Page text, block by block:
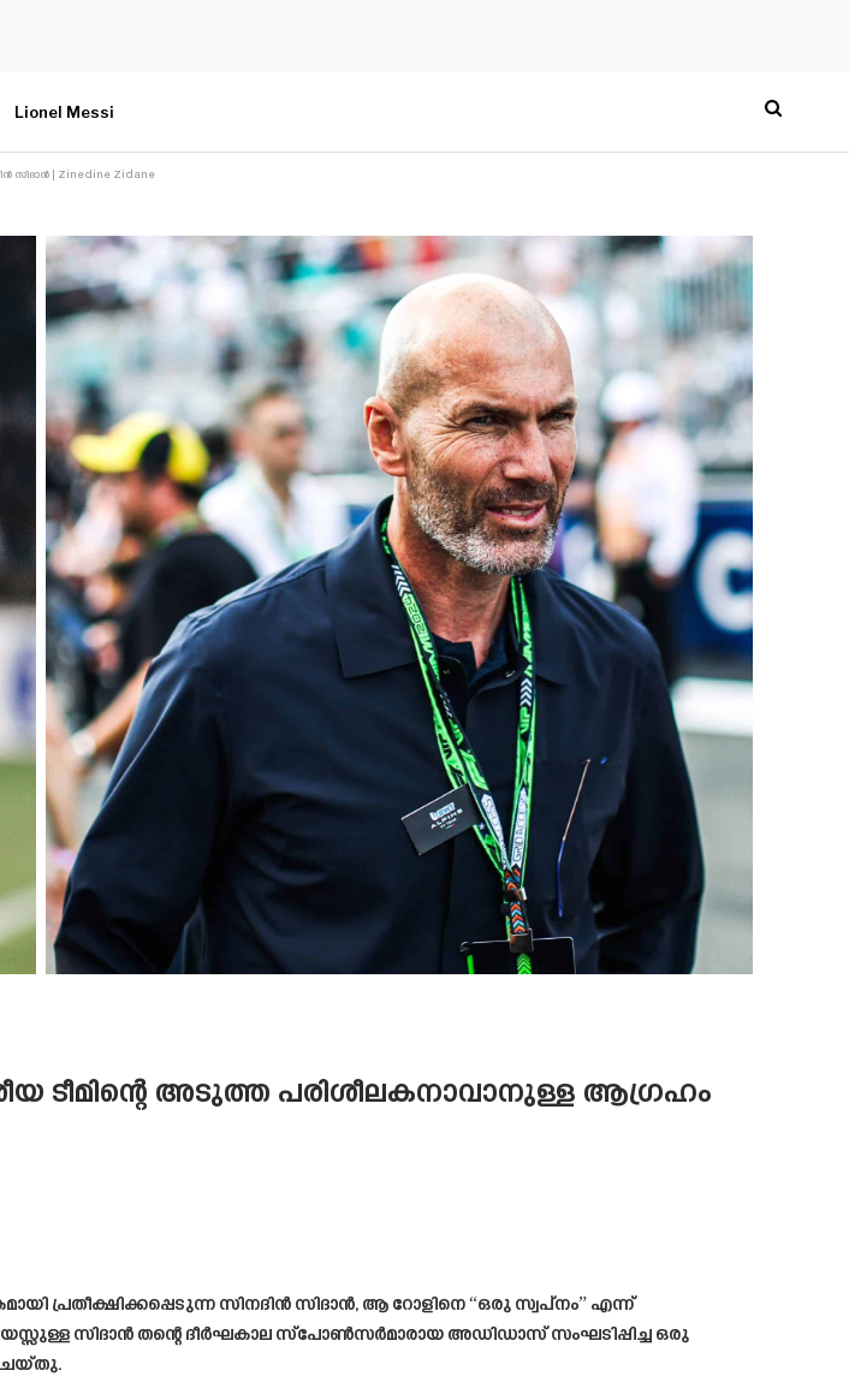
Lionel Messi
സിദാൻ | Zinedine Zidane
ടീമിന്റെ അടുത്ത പരിശീലകനാവാനുള്ള ആഗ്രഹം
പ്രതീക്ഷിക്കപ്പെടുന്ന സിനദിൻ സിദാൻ, ആ റോളിനെ “ഒരു സ്വപ്നം” എന്ന്
സിദാൻ തന്റെ ദീർഘകാല സ്പോൺസർമാരായ അഡിഡാസ് സംഘടിപ്പിച്ച ഒരു
ചെയ്തു.